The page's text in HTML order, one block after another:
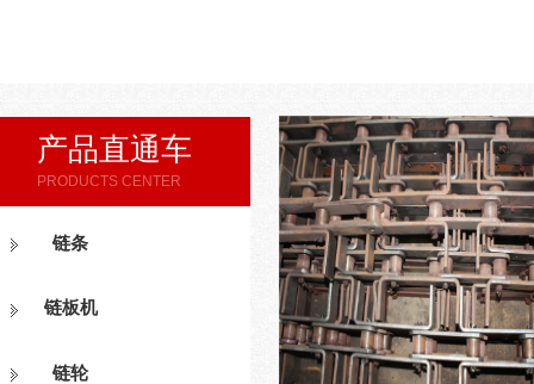
链条
链板机
链轮
产品直通车
PRODUCTS CENTER